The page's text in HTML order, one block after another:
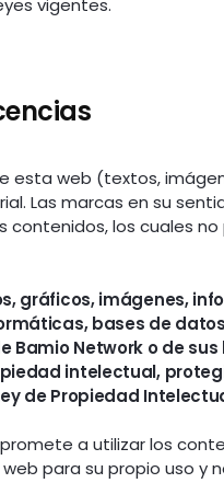
vigentes.
esta web (textos,
Las marcas en su
contenidos, los cuales
gráficos, imágenes,
bases de
Bamio Network o de
intelectual,
de Propiedad
a utilizar los
para su propio uso y